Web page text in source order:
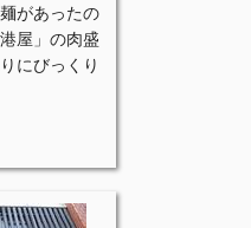
があったの
屋」の肉盛
にびっくり